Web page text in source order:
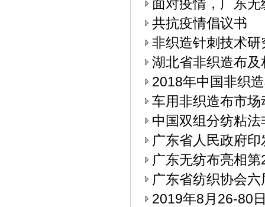
面对疫情，广东
共抗疫情倡议书
非织造针刺技术
湖北省非织造布
2018年中国非织
车用非织造布市场
中国双组分纺粘
广东省人民政府
广东无纺布亮相
广东省纺织协会
2019年8月26-80